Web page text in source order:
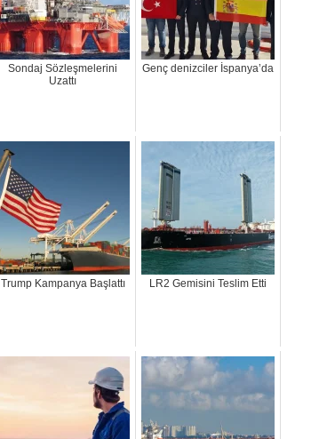
Sondaj Sözleşmelerini
Uzattı
Genç denizciler İspanya’da
Trump Kampanya Başlattı LR2 Gemisini Teslim Etti